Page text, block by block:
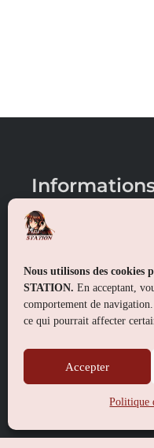
Nous utilisons des cookies
STATION. En acceptant,
comportement de
ce qui pourrait affecter
Accepter
Politique
Conditions générales de
Politique de
Politique de cookies